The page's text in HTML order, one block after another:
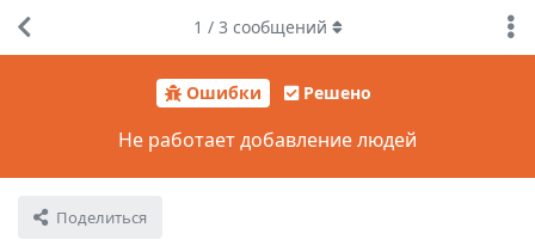
Ошибки Решено
Не работает добавление людей
Поделиться
1 / 3 сообщений